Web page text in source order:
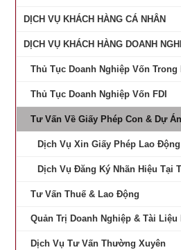
DỊCH VỤ KHÁCH HÀNG CÁ NHÂN
DỊCH VỤ KHÁCH HÀNG DOANH
Thủ Tục Doanh Nghiệp Vốn Trong
Thủ Tục Doanh Nghiệp Vốn FDI
Tư Vấn Về Giấy Phép Con & Dự Án
Dịch Vụ Xin Giấy Phép Lao
Dịch Vụ Đăng Ký Nhãn Hiệu Tại
Tư Vấn Thuế & Lao Động
Quản Trị Doanh Nghiệp & Tài Liệu
Dịch Vụ Tư Vấn Thường Xuyên